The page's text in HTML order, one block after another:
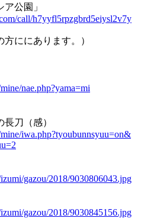
公園」
call/h7yyfl5rpzgbrd5eiysl2v7y
方ににあります。）
nae.php?yama=mi
刀（感）
iwa.php?tyoubunnsyuu=on&
gazou/2018/9030806043.jpg
gazou/2018/9030845156.jpg